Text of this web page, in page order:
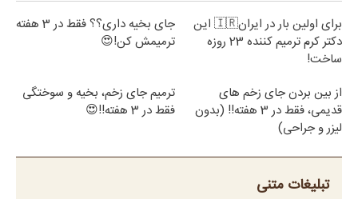
برای اولین بار در ایران🇮🇷 این
دکتر کرم ترمیم کننده 23 روزه
ساخت!
جای بخیه داری؟؟ فقط در 3 هفته
ترمیمش کن!😍
از بین بردن جای زخم های
قدیمی، فقط در 3 هفته!! (بدون
لیزر و جراحی)
ترمیم جای زخم، بخیه و سوختگی
فقط در 3 هفته!!😍
تبلیغات متنی